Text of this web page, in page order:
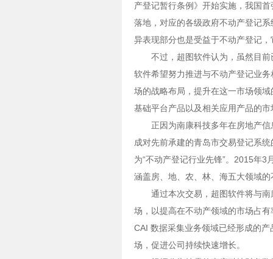
产登记暂行条例》开始实施，我国
落地，对应的各级政府不动产登记
异表现部分也是受益于不动产登记
不过，超图软件认为，虽然目
软件希望努力推进与不动产登记业
场的战略布局，提升在这一市场领
基础平台产品以及相关应用产品的市
正因为南康科技多年在房地产
成对先前承建的青岛市交易登记系
为“不动产登记行业先锋”。2015年
涵盖房、地、农、林、海五大领域
通过本次交易，超图软件将与
场，以提高在不动产领域的市场占
CAI 数据采集业务领域已经形成的
场，促进公司持续快速增长。